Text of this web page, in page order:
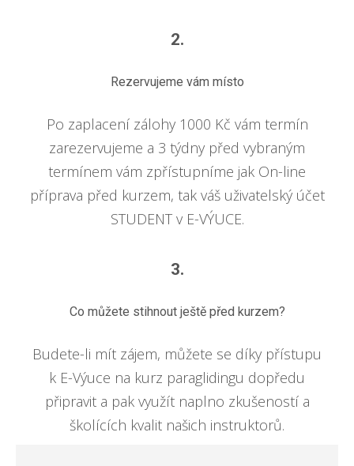
2.
Rezervujeme vám místo
Po zaplacení zálohy 1000 Kč vám termín
zarezervujeme a 3 týdny před vybraným
termínem vám zpřístupníme jak On-line
příprava před kurzem, tak váš uživatelský účet
STUDENT v E-VÝUCE.
3.
Co můžete stihnout ještě před kurzem?
Budete-li mít zájem, můžete se díky přístupu
k E-Výuce na kurz paraglidingu dopředu
připravit a pak využít naplno zkušeností a
školících kvalit našich instruktorů.